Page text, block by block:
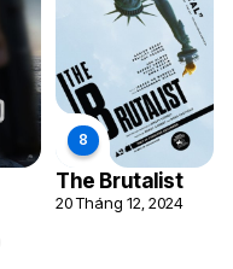
The Brutalist
20 Tháng 12, 2024